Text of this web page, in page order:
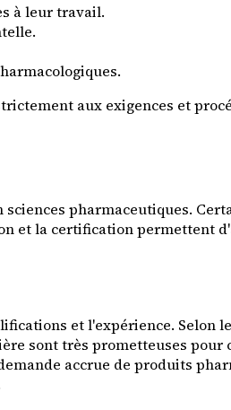
à leur travail.
aux exigences et
pharmaceutiques.
et la certification permettent
et l'expérience. Selon
sont très prometteuses
accrue de produits